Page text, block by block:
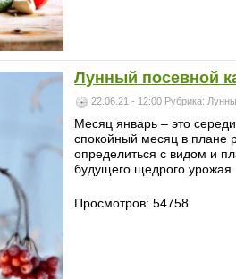
Лунный посевной
22.06.21 - 12:00 Рубрика:
Месяц январь – это
спокойный месяц в плане
определиться с видом и
будущего щедрого
Просмотров: 54758